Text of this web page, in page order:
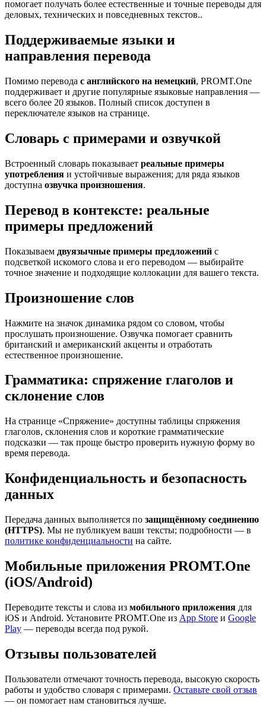
помогает получать более естественные и точные переводы для
деловых, технических и повседневных текстов..
Поддерживаемые языки и
направления перевода
Помимо перевода с английского на немецкий, PROMT.One
поддерживает и другие популярные языковые направления —
всего более 20 языков. Полный список доступен в
переключателе языков на странице.
Словарь с примерами и озвучкой
Встроенный словарь показывает реальные примеры
употребления и устойчивые выражения; для ряда языков
доступна озвучка произношения.
Перевод в контексте: реальные
примеры предложений
Показываем двуязычные примеры предложений с
подсветкой искомого слова и его переводом — выбирайте
точное значение и подходящие коллокации для вашего текста.
Произношение слов
Нажмите на значок динамика рядом со словом, чтобы
прослушать произношение. Озвучка помогает сравнить
британский и американский акценты и отработать
естественное произношение.
Грамматика: спряжение глаголов и
склонение слов
На странице «Спряжение» доступны таблицы спряжения
глаголов, склонения слов и короткие грамматические
подсказки — так проще быстро проверить нужную форму во
время перевода.
Конфиденциальность и безопасность
данных
Передача данных выполняется по защищённому соединению
(HTTPS). Мы не публикуем ваши тексты; подробности — в
политике конфиденциальности на сайте.
Мобильные приложения PROMT.One
(iOS/Android)
Переводите тексты и слова из мобильного приложения для
iOS и Android. Установите PROMT.One из App Store и Google
Play — переводы всегда под рукой.
Отзывы пользователей
Пользователи отмечают точность перевода, высокую скорость
работы и удобство словаря с примерами. Оставьте свой отзыв
— он помогает нам становиться лучше.